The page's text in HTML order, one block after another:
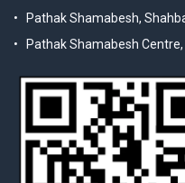
Pathak Shamabesh,
Pathak Shamabesh